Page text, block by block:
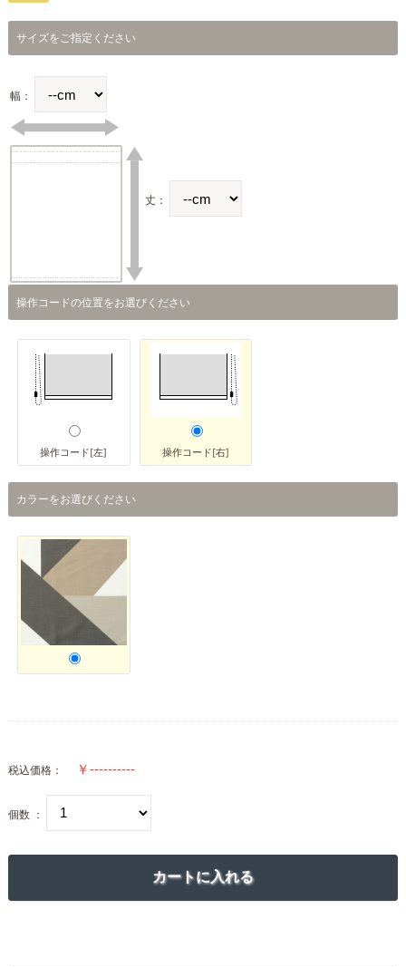
サイズをご指定ください
幅：
丈：
操作コードの位置をお選びください
操作コード[左] 操作コード[右]
カラーをお選びください
税込価格：
個数 ：